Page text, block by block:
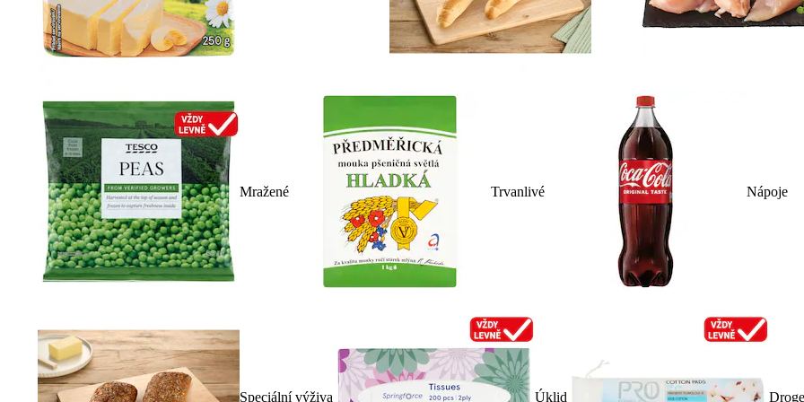
Mražené Trvanlivé Nápoje
Speciální výživa Úklid